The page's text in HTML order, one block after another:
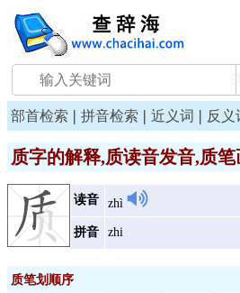
部首检索 | 拼音检索 | 近义词 | 反义
质字的解释,质读音发音,质
读音 zhì
拼音 zhi
质笔划顺序